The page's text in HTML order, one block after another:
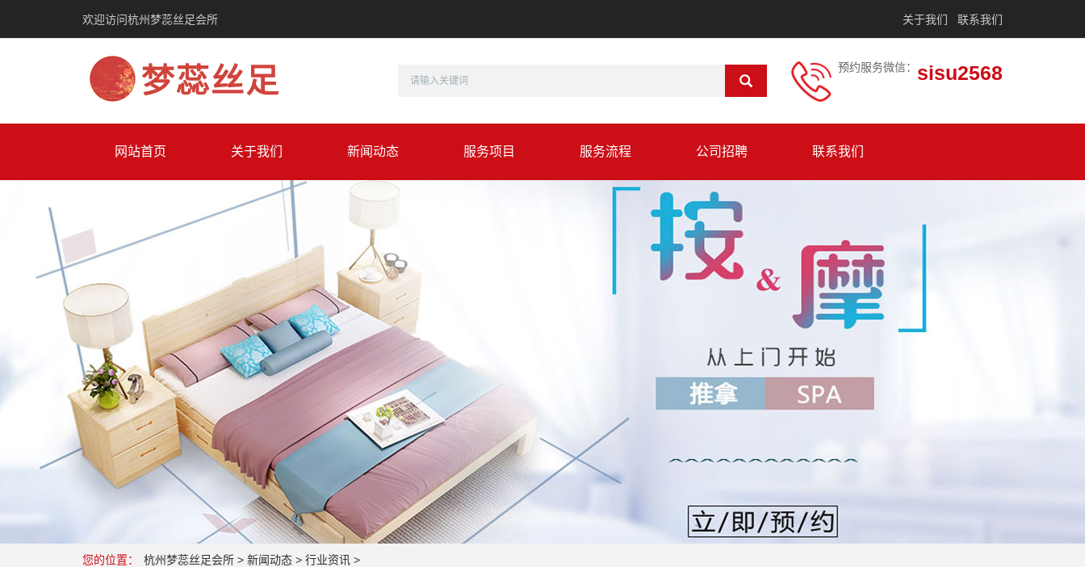
欢迎访问杭州梦蕊丝足会所 关于我们 联系我们
预约服务微信： sisu2568
网站首页 关于我们 新闻动态 服务项目 服务流程 公司招聘 联系我们
您的位置： 杭州梦蕊丝足会所 > 新闻动态 > 行业资讯 >